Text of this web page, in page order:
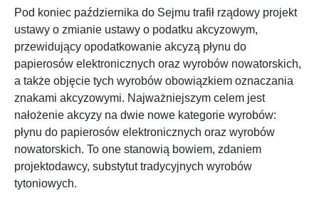
Pod koniec października do Sejmu trafił rządowy projekt
ustawy o zmianie ustawy o podatku akcyzowym,
przewidujący opodatkowanie akcyzą płynu do
papierosów elektronicznych oraz wyrobów nowatorskich,
a także objęcie tych wyrobów obowiązkiem oznaczania
znakami akcyzowymi. Najważniejszym celem jest
nałożenie akcyzy na dwie nowe kategorie wyrobów:
płynu do papierosów elektronicznych oraz wyrobów
nowatorskich. To one stanowią bowiem, zdaniem
projektodawcy, substytut tradycyjnych wyrobów
tytoniowych.